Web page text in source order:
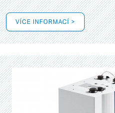
VÍCE INFORMACÍ >